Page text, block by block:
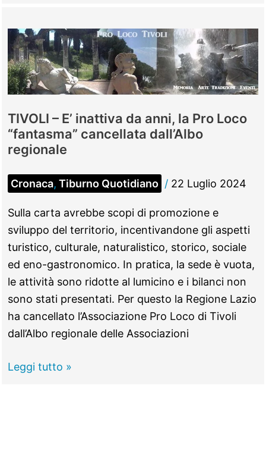
Cultura
e
Turismo:
presentata
nuova
Pro
Loco
TIVOLI – E’ inattiva da anni, la Pro Loco
“fantasma” cancellata dall’Albo
regionale
Cronaca, Tiburno Quotidiano / 22 Luglio 2024
Sulla carta avrebbe scopi di promozione e
sviluppo del territorio, incentivandone gli aspetti
turistico, culturale, naturalistico, storico, sociale
ed eno-gastronomico. In pratica, la sede è vuota,
le attività sono ridotte al lumicino e i bilanci non
sono stati presentati. Per questo la Regione Lazio
ha cancellato l’Associazione Pro Loco di Tivoli
dall’Albo regionale delle Associazioni
TIVOLI
Leggi tutto »